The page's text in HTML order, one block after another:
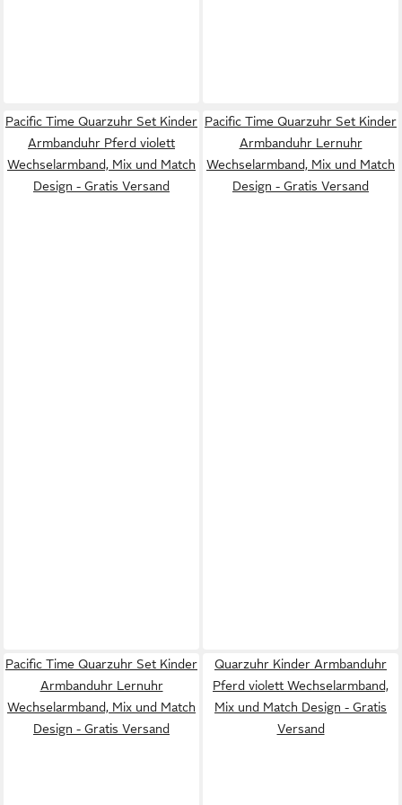
Pacific Time Quarzuhr Set Kinder
Armbanduhr Pferd violett
Wechselarmband, Mix und Match
Design - Gratis Versand
Pacific Time Quarzuhr Set Kinder
Armbanduhr Lernuhr
Wechselarmband, Mix und Match
Design - Gratis Versand
Pacific Time Quarzuhr Set Kinder
Armbanduhr Lernuhr
Wechselarmband, Mix und Match
Design - Gratis Versand
Quarzuhr Kinder Armbanduhr
Pferd violett Wechselarmband,
Mix und Match Design - Gratis
Versand